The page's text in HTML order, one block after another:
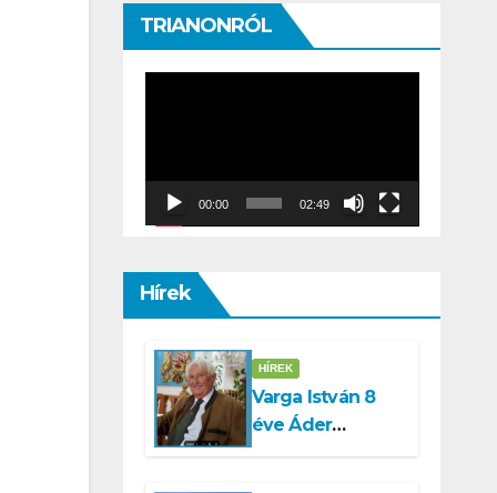
TRIANONRÓL
00:00 02:49
Hírek
HÍREK
Varga István 8
éve Áder
Jánosnak